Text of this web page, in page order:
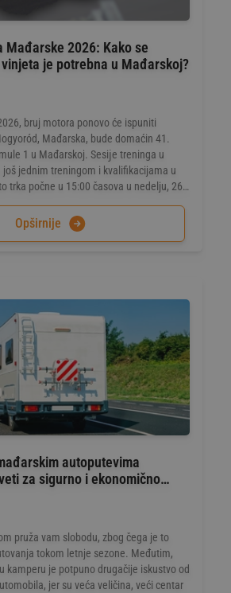
Mađarske 2026: Kako se
je potrebna u Mađarskoj?
bruj motora ponovo će ispuniti
Mađarska, bude domaćin 41.
1 u Mađarskoj. Sesiјe treninga u
još jednim treningom i kvalifikacijama u
trka počne u 15:00 časova u nedelju, 26.
Opširnije
autoputevima
za sigurno i ekonomično
pruža vam slobodu, zbog čega je to
tokom letnje sezone. Međutim,
kamperu je potpuno drugačije iskustvo od
jer su veća veličina, veći centar